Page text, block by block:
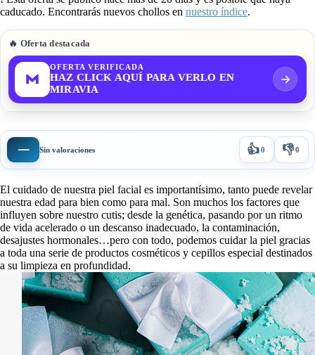
caducado. Encontrarás nuevos chollos en nuestro índice.
🔥 Oferta destacada
OFERTA VERIFICADA
HAZ CLICK AQUÍ PARA VERLO EN
MIRAVIA
— Sin valoraciones 👍0 👎0
El cuidado de nuestra piel facial es importantísimo, tanto puede revelar
nuestra edad para bien como para mal. Son muchos los factores que
influyen sobre nuestro cutis; desde la genética, pasando por un ritmo
de vida acelerado o un descanso inadecuado, la contaminación,
desajustes hormonales…pero con todo, podemos cuidar la piel gracias
a toda una serie de productos cosméticos y cepillos especial destinados
a su limpieza en profundidad.